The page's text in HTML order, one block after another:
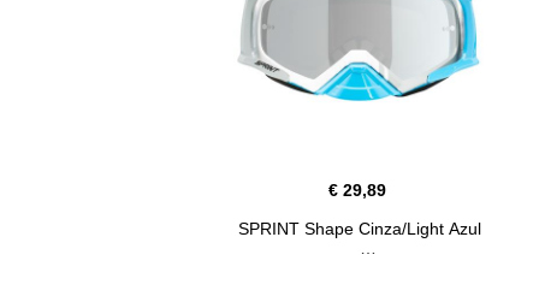
€ 29,89
SPRINT Shape Cinza/Light Azul